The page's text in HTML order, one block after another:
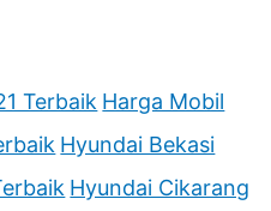
Terbaik Harga Mobil
Hyundai Bekasi
Hyundai Cikarang